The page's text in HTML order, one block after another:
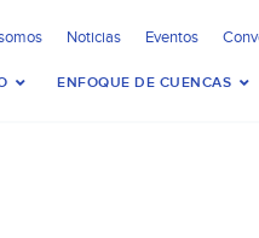
Noticias Eventos
ENFOQUE DE CUENCAS